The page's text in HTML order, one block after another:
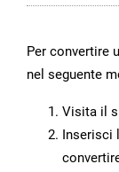
Per convertire
nel seguente
Visita il
Inserisci